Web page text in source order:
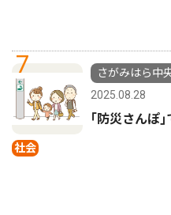
7
社会
さがみはら中
2025.08.28
｢防災さんぽ